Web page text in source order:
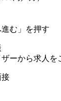
進む」を押す
ーから求人を
接